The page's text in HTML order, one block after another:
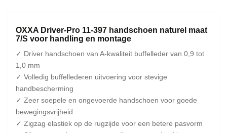
OXXA Driver-Pro 11-397 handschoen naturel maat
7/S voor handling en montage
✓ Driver handschoen van A-kwaliteit buffelleder van 0,9 tot
1,0 mm
✓ Volledig buffellederen uitvoering voor stevige
handbescherming
✓ Zeer soepele en ongevoerde handschoen voor goede
bewegingsvrijheid
✓ Zigzag elastiek op de rugzijde voor een betere pasvorm